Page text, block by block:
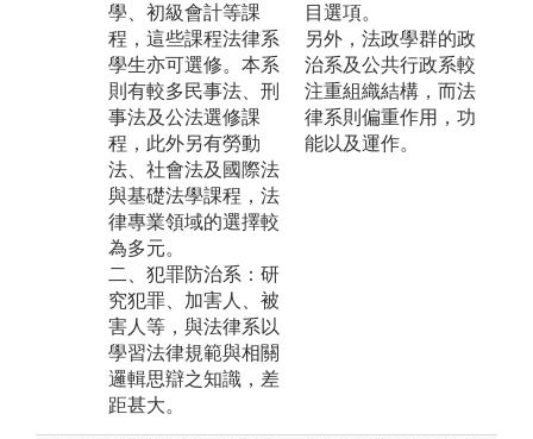
學、初級會計等課
程，這些課程法律系
學生亦可選修。本系
則有較多民事法、刑
事法及公法選修課
程，此外另有勞動
法、社會法及國際法
與基礎法學課程，法
律專業領域的選擇較
為多元。
二、犯罪防治系：研
究犯罪、加害人、被
害人等，與法律系以
學習法律規範與相關
邏輯思辯之知識，差
距甚大。
目選項。
另外，法政學群的政
治系及公共行政系較
注重組織結構，而法
律系則偏重作用，功
能以及運作。